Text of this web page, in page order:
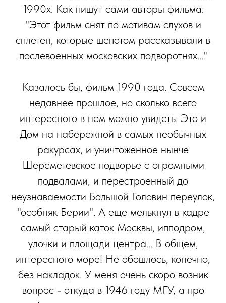
1990х. Как пишут сами авторы фильма:
"Этот фильм снят по мотивам слухов и
сплетен, которые шепотом рассказывали в
послевоенных московских подворотнях..."
Казалось бы, фильм 1990 года. Совсем
недавнее прошлое, но сколько всего
интересного в нем можно увидеть. Это и
Дом на набережной в самых необычных
ракурсах, и уничтоженное нынче
Шереметевское подворье с огромными
подвалами, и перестроенный до
неузнаваемости Большой Головин переулок,
"особняк Берии". А еще мелькнул в кадре
самый старый каток Москвы, ипподром,
улочки и площади центра... В общем,
интересного море! Не обошлось, конечно,
без накладок. У меня очень скоро возник
вопрос - откуда в 1946 году МГУ, а про